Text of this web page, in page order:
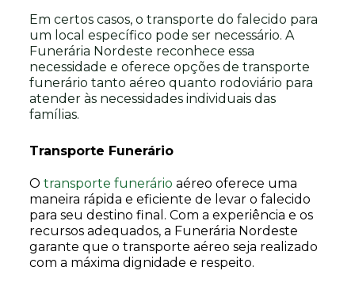
Em certos casos, o transporte do falecido para
um local específico pode ser necessário. A
Funerária Nordeste reconhece essa
necessidade e oferece opções de transporte
funerário tanto aéreo quanto rodoviário para
atender às necessidades individuais das
famílias.
Transporte Funerário
O transporte funerário aéreo oferece uma
maneira rápida e eficiente de levar o falecido
para seu destino final. Com a experiência e os
recursos adequados, a Funerária Nordeste
garante que o transporte aéreo seja realizado
com a máxima dignidade e respeito.